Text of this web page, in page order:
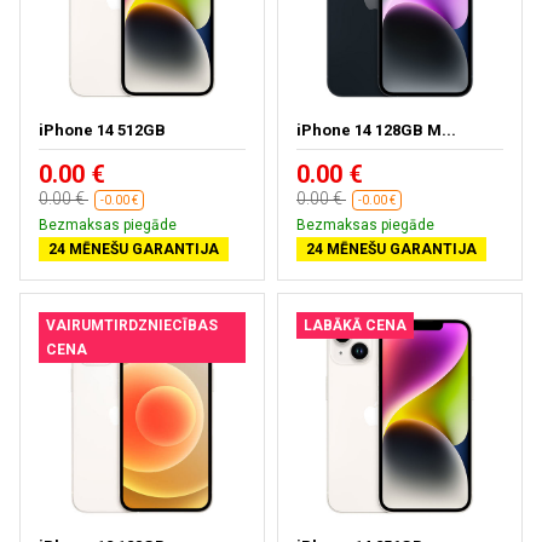
iPhone 14 512GB
0.00 €
0.00 € -0.00 €
Bezmaksas piegāde
24 MĒNEŠU GARANTIJA
iPhone 14 128GB M...
0.00 €
0.00 € -0.00 €
Bezmaksas piegāde
24 MĒNEŠU GARANTIJA
VAIRUMTIRDZNIECĪBAS
CENA
LABĀKĀ CENA